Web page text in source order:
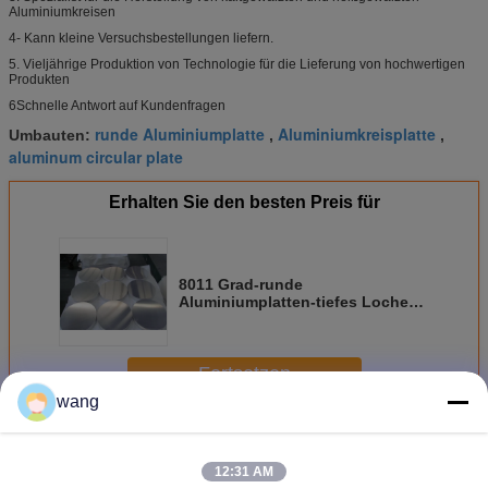
Aluminiumkreisen
4- Kann kleine Versuchsbestellungen liefern.
5. Vieljährige Produktion von Technologie für die Lieferung von hochwertigen
Produkten
6Schnelle Antwort auf Kundenfragen
Umbauten: runde Aluminiumplatte , Aluminiumkreisplatte ,
aluminum circular plate
Erhalten Sie den besten Preis für
8011 Grad-runde
Aluminiumplatten-tiefes Lochen
Fortsetzen
MehrAluminiumronde
wang
12:31 AM